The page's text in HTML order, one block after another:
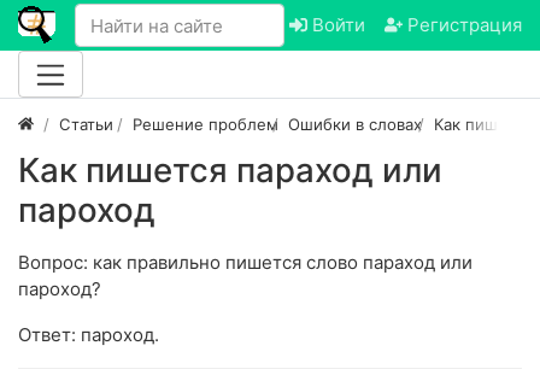
Войти Регистрация
Статьи Решение проблем Ошибки в словах Как пишется
Как пишется параход или
пароход
Вопрос: как правильно пишется слово параход или
пароход?
Ответ: пароход.